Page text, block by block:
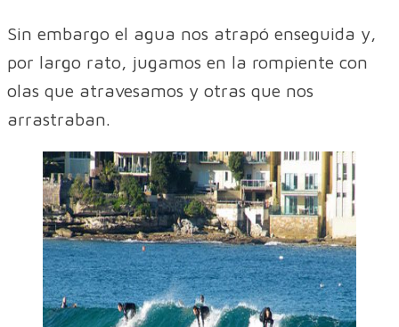
Sin embargo el agua nos atrapó enseguida y,
por largo rato, jugamos en la rompiente con
olas que atravesamos y otras que nos
arrastraban.